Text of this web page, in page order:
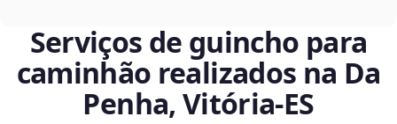
Serviços de guincho para
caminhão realizados na Da
Penha, Vitória‑ES